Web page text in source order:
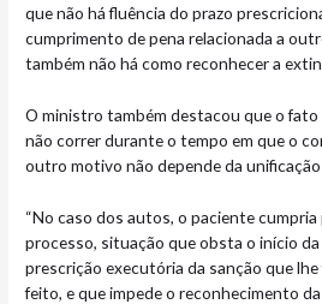
que não há fluência do prazo
cumprimento de pena relacionada a
também não há como reconhecer a
O ministro também destacou que o fato
não correr durante o tempo em que o
outro motivo não depende da
“No caso dos autos, o paciente
processo, situação que obsta o início
prescrição executória da sanção que
feito, e que impede o reconhecimento